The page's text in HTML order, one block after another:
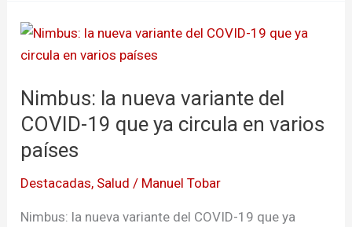
Nimbus: la nueva variante del
COVID-19 que ya circula en varios
países
Destacadas, Salud / Manuel Tobar
Nimbus: la nueva variante del COVID-19 que ya
Nimbus:
la
variante
del
COVID-
19
que